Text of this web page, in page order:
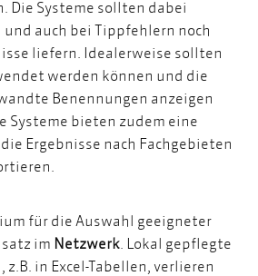
Die Systeme sollten dabei
auch bei Tippfehlern noch
liefern. Idealerweise sollten
werden können und die
Benennungen anzeigen
Systeme bieten zudem eine
die Ergebnisse nach Fachgebieten
für die Auswahl geeigneter
im Netzwerk . Lokal gepflegte
in Excel-Tabellen, verlieren